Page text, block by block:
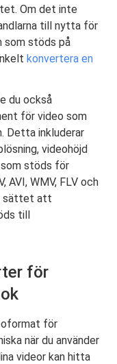
Om det inte
till nytta för
stöds på
konvertera en
du också
för video som
Detta inkluderar
videohöjd
stöds för
AVI, WMV, FLV och
sättet att
till
för
för
när du använder
videor kan hitta